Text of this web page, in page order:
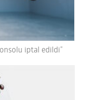
iptal edildi”